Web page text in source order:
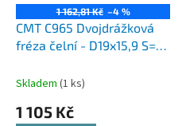
1 162,81 Kč –4 %
CMT C965 Dvojdrážková
fréza čelní - D19x15,9 S=8
Skladem (1 ks)
1 105 Kč